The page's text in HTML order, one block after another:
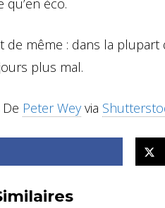
éco.
même : dans la plupart
plus mal.
De Peter Wey via